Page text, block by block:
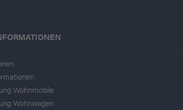
Wohnmobile
Wohnwagen